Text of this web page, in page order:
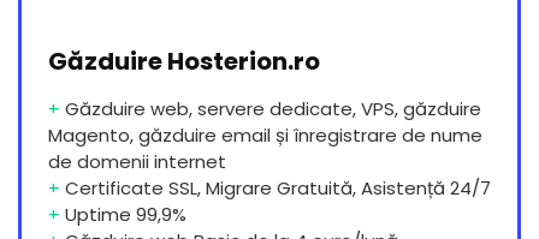
Găzduire Hosterion.ro
+ Găzduire web, servere dedicate, VPS, găzduire
Magento, găzduire email și înregistrare de nume
de domenii internet
+ Certificate SSL, Migrare Gratuită, Asistență 24/7
+ Uptime 99,9%